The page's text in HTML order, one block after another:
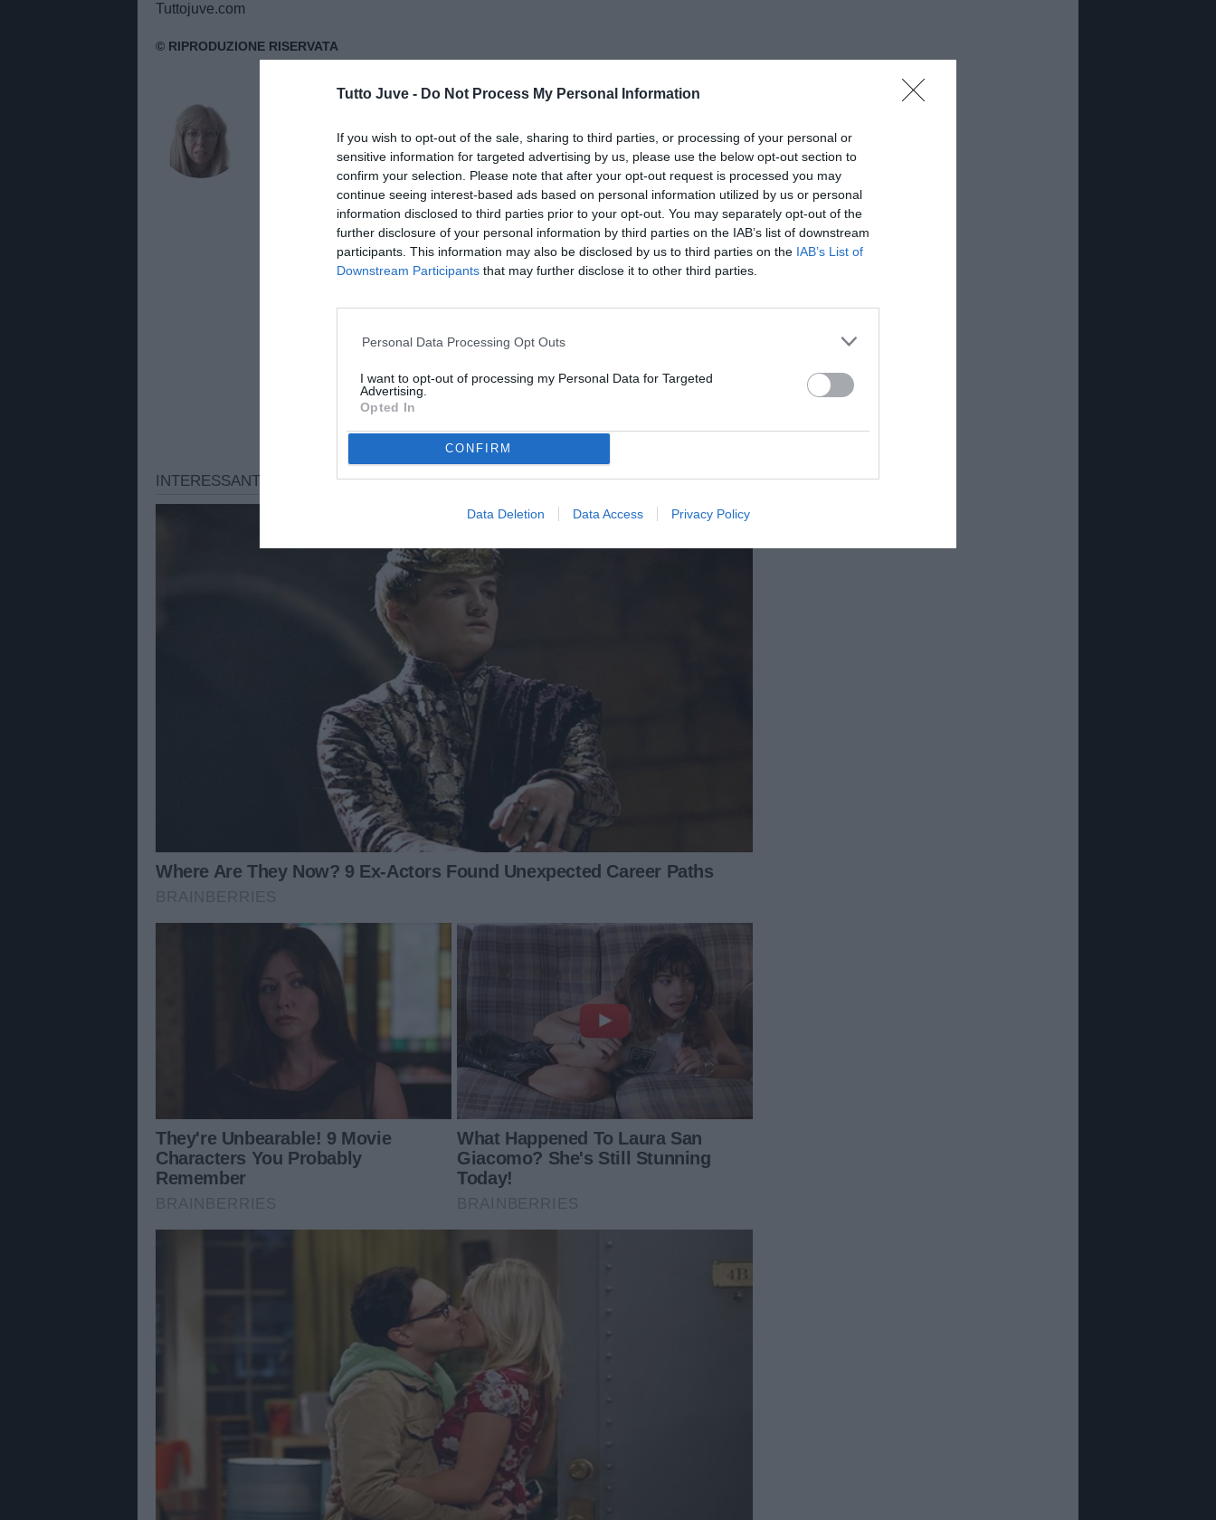
Tutto Juve - Do Not Process My Personal Information
If you wish to opt-out of the sale, sharing to third parties, or processing of your personal or
sensitive information for targeted advertising by us, please use the below opt-out section to
confirm your selection. Please note that after your opt-out request is processed you may
continue seeing interest-based ads based on personal information utilized by us or personal
information disclosed to third parties prior to your opt-out. You may separately opt-out of the
further disclosure of your personal information by third parties on the IAB’s list of downstream
participants. This information may also be disclosed by us to third parties on the IAB’s List of
Downstream Participants that may further disclose it to other third parties.
Personal Data Processing Opt Outs
I want to opt-out of processing my Personal Data for Targeted
Advertising.
Opted In
CONFIRM
Data Deletion Data Access Privacy Policy
Tuttojuve.com
Benedetta Demichelis
Giornalista di TuttoJuve.com, dove segue l’attualità della Juventus con notizie,
approfondimenti e aggiornamenti dedicati al mondo bianconero.